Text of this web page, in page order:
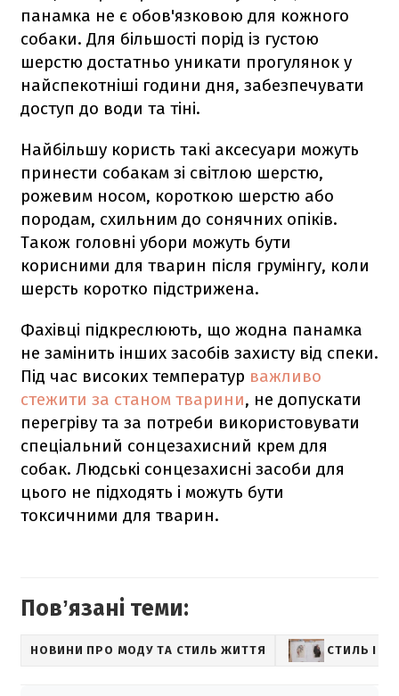
панамка не є обов'язковою для кожного
собаки. Для більшості порід із густою
шерстю достатньо уникати прогулянок у
найспекотніші години дня, забезпечувати
доступ до води та тіні.
Найбільшу користь такі аксесуари можуть
принести собакам зі світлою шерстю,
рожевим носом, короткою шерстю або
породам, схильним до сонячних опіків.
Також головні убори можуть бути
корисними для тварин після грумінгу, коли
шерсть коротко підстрижена.
Фахівці підкреслюють, що жодна панамка
не замінить інших засобів захисту від спеки.
Під час високих температур важливо
стежити за станом тварини, не допускати
перегріву та за потреби використовувати
спеціальний сонцезахисний крем для
собак. Людські сонцезахисні засоби для
цього не підходять і можуть бути
токсичними для тварин.
Повʼязані теми:
НОВИНИ ПРО МОДУ ТА СТИЛЬ ЖИТТЯ СТИЛЬ І